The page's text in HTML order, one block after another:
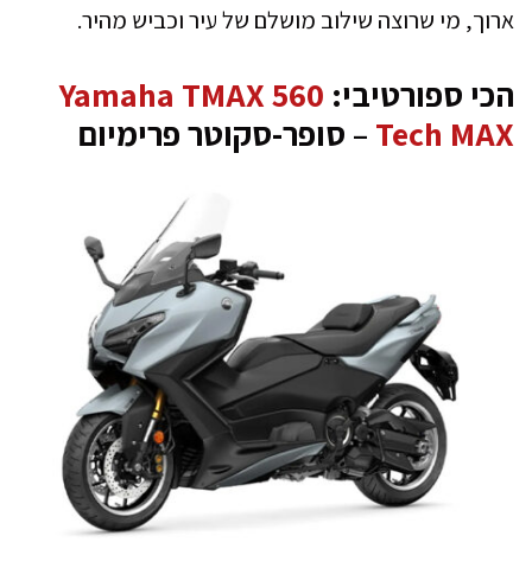
ארוך, מי שרוצה שילוב מושלם של עיר וכביש מהיר.
הכי ספורטיבי: Yamaha TMAX 560
Tech MAX – סופר-סקוטר פרימיום